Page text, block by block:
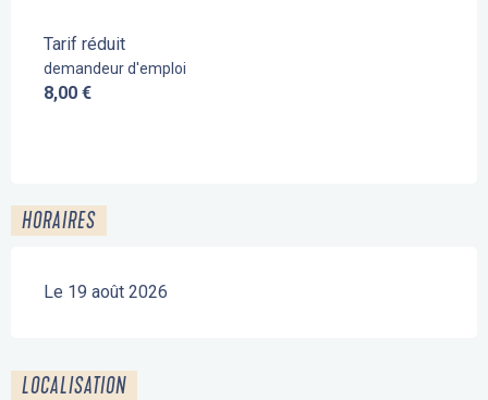
Tarif réduit
demandeur d'emploi
8,00 €
HORAIRES
Le 19 août 2026
LOCALISATION